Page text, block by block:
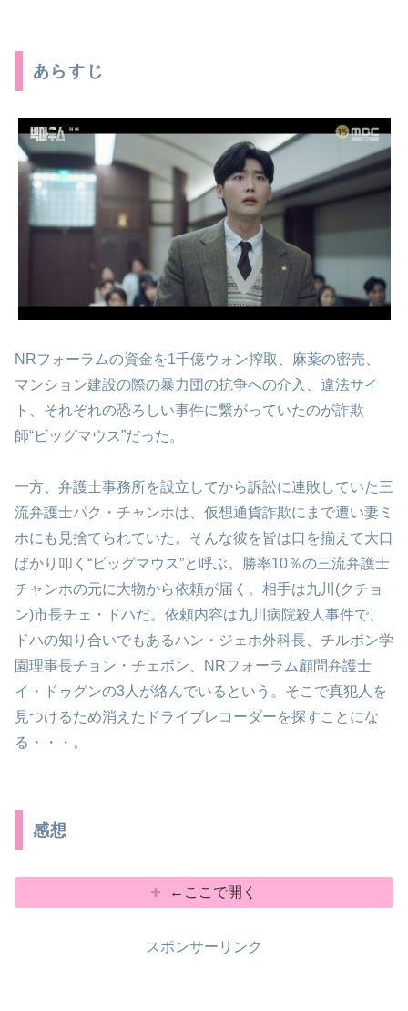
あらすじ
NRフォーラムの資金を1千億ウォン搾取、麻薬の密売、
マンション建設の際の暴力団の抗争への介入、違法サイ
ト、それぞれの恐ろしい事件に繋がっていたのが詐欺
師“ビッグマウス”だった。
一方、弁護士事務所を設立してから訴訟に連敗していた三
流弁護士パク・チャンホは、仮想通貨詐欺にまで遭い妻ミ
ホにも見捨てられていた。そんな彼を皆は口を揃えて大口
ばかり叩く“ビッグマウス”と呼ぶ。勝率10％の三流弁護士
チャンホの元に大物から依頼が届く。相手は九川(クチョ
ン)市長チェ・ドハだ。依頼内容は九川病院殺人事件で、
ドハの知り合いでもあるハン・ジェホ外科長、チルボン学
園理事長チョン・チェボン、NRフォーラム顧問弁護士
イ・ドゥグンの3人が絡んでいるという。そこで真犯人を
見つけるため消えたドライブレコーダーを探すことにな
る・・・。
感想
←ここで開く
スポンサーリンク